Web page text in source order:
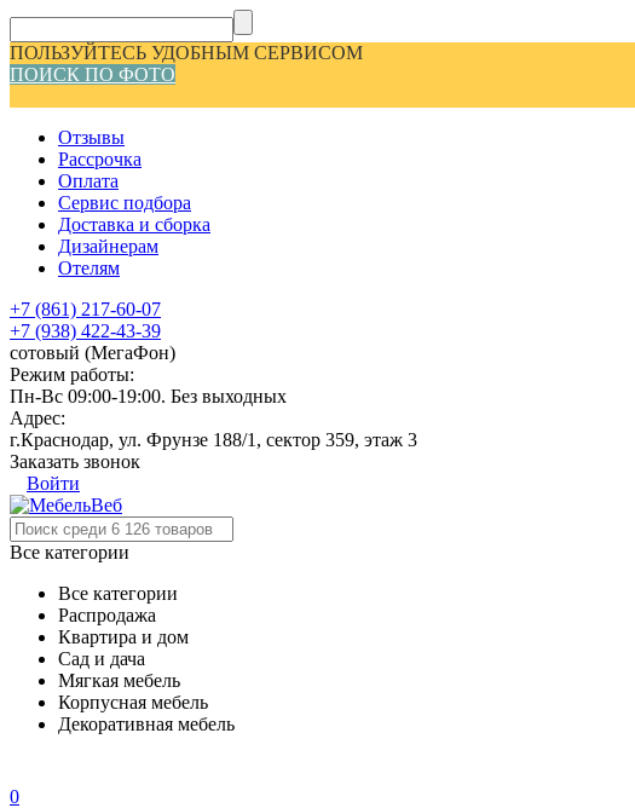
ПОЛЬЗУЙТЕСЬ УДОБНЫМ СЕРВИСОМ
ПОИСК ПО ФОТО
Отзывы
Рассрочка
Оплата
Сервис подбора
Доставка и сборка
Дизайнерам
Отелям
+7 (861) 217-60-07
+7 (938) 422-43-39
сотовый (МегаФон)
Режим работы:
Пн-Вс 09:00-19:00. Без выходных
Адрес:
г.Краснодар, ул. Фрунзе 188/1, сектор 359, этаж 3
Заказать звонок
Войти
Все категории
Все категории
Распродажа
Квартира и дом
Сад и дача
Мягкая мебель
Корпусная мебель
Декоративная мебель
0